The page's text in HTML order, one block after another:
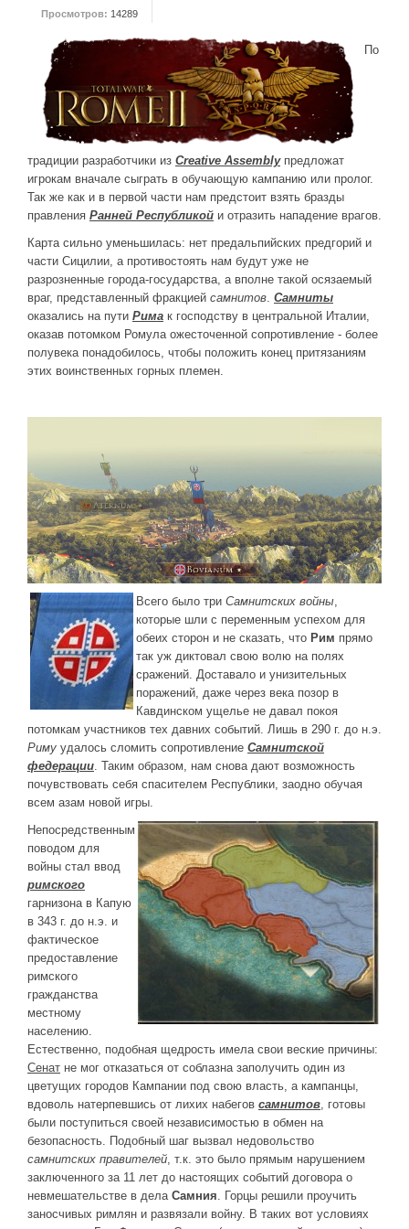
Серия игр Mount and Blade
Вселенные Warhammer
Warhammer 40.000: Dawn of War
Серия игр «История войн»
Серия игр «King Arthur»
КРЕАТИВ
Творчество СиЧевиков
Блоги о рыбалке
Черный Гетман (роман)
Загадки и тайны истории
Новое время
Античность
Средние века
Просмотров: 14289
По
традиции разработчики из Creative Assemblyпредложат
игрокам вначале сыграть в обучающую кампанию или пролог.
Так же как и в первой части нам предстоит взять бразды
правления Ранней Республикой и отразить нападение врагов.
Карта сильно уменьшилась: нет предальпийских предгорий и
части Сицилии, а противостоять нам будут уже не
разрозненные города-государства, а вполне такой осязаемый
враг, представленный фракцией самнитов Самниты
оказались на пути Рима к господству в центральной Италии,
оказав потомком Ромула ожесточенной сопротивление - более
полувека понадобилось, чтобы положить конец притязаниям
этих воинственных горных племен.
Всего было три Самнитских войны,
которые шли с переменным успехом для
обеих сторон и не сказать, что Рим прямо
так уж диктовал свою волю на полях
сражений. Доставало и унизительных
поражений, даже через века позор в
Кавдинском ущелье не давал покоя
потомкам участников тех давних событий. Лишь в 290 г. до н.э.
Риму удалось сломить сопротивление Самнитской
федерации. Таким образом, нам снова дают возможность
почувствовать себя спасителем Республики, заодно обучая
всем азам новой игры.
Непосредственным
поводом для
войны стал ввод
римского
гарнизона в Капую
в 343 г. до н.э. и
фактическое
предоставление
римского
гражданства
местному
населению.
Естественно, подобная щедрость имела свои веские причины:
Сенат не мог отказаться от соблазна заполучить один из
цветущих городов Кампании под свою власть, а кампанцы,
вдоволь натерпевшись от лихих набегов самнитов, готовы
были поступиться своей независимостью в обмен на
безопасность. Подобный шаг вызвал недовольство
самнитских правителей, т.к. это было прямым нарушением
заключенного за 11 лет до настоящих событий договора о
невмешательстве в дела Самния. Горцы решили проучить
заносчивых римлян и развязали войну. В таких вот условиях